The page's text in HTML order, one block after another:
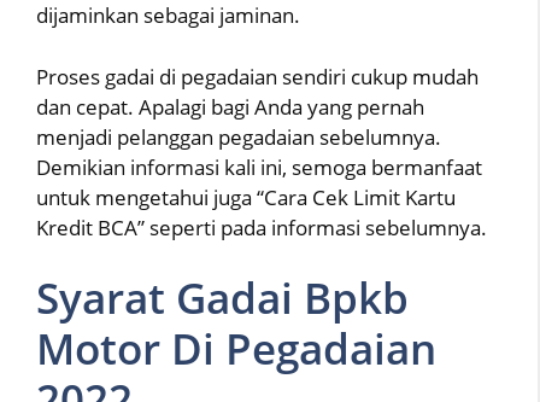
dijaminkan sebagai jaminan.
Proses gadai di pegadaian sendiri cukup mudah
dan cepat. Apalagi bagi Anda yang pernah
menjadi pelanggan pegadaian sebelumnya.
Demikian informasi kali ini, semoga bermanfaat
untuk mengetahui juga “Cara Cek Limit Kartu
Kredit BCA” seperti pada informasi sebelumnya.
Syarat Gadai Bpkb
Motor Di Pegadaian